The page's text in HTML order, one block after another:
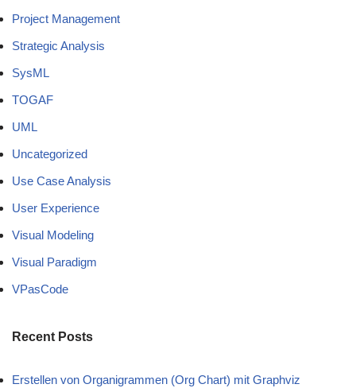
Project Management
Strategic Analysis
SysML
TOGAF
UML
Uncategorized
Use Case Analysis
User Experience
Visual Modeling
Visual Paradigm
VPasCode
Recent Posts
Erstellen von Organigrammen (Org Chart) mit Graphviz